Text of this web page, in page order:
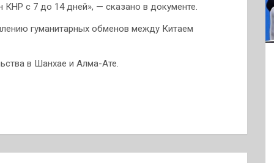
с 7 до 14 дней», — сказано в документе.
гуманитарных обменов между Китаем
в Шанхае и Алма-Ате.